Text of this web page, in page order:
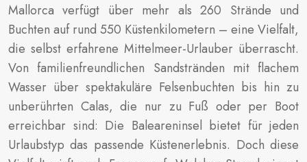
Mallorca verfügt über mehr als 260 Strände und
Buchten auf rund 550 Küstenkilometern – eine Vielfalt,
die selbst erfahrene Mittelmeer-Urlauber überrascht.
Von familienfreundlichen Sandstränden mit flachem
Wasser über spektakuläre Felsenbuchten bis hin zu
unberührten Calas, die nur zu Fuß oder per Boot
erreichbar sind: Die Baleareninsel bietet für jeden
Urlaubstyp das passende Küstenerlebnis. Doch diese